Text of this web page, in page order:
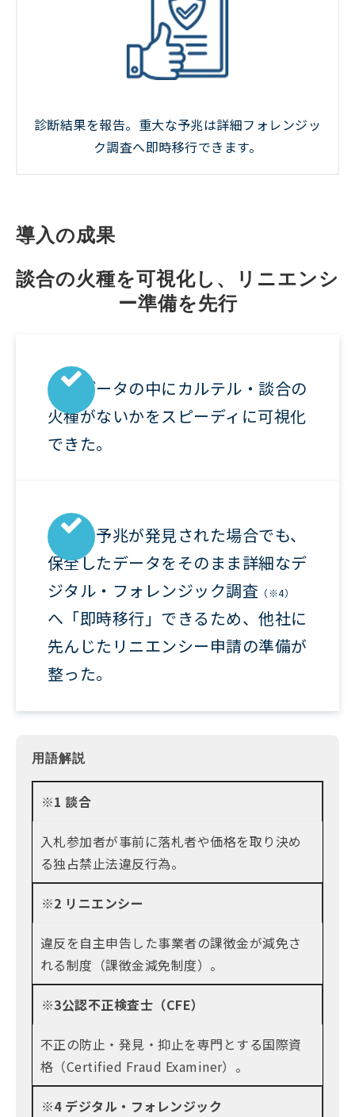
診断結果を報告。重大な予兆は詳細フォレンジッ
ク調査へ即時移行できます。
導入の成果
談合の火種を可視化し、リニエンシ
ー準備を先行
過去データの中にカルテル・談合の
火種がないかをスピーディに可視化
できた。
重大な予兆が発見された場合でも、
保全したデータをそのまま詳細なデ
ジタル・フォレンジック調査 （※4）
へ「即時移行」できるため、他社に
先んじたリニエンシー申請の準備が
整った。
用語解説
※1 談合
入札参加者が事前に落札者や価格を取り決め
る独占禁止法違反行為。
※2 リニエンシー
違反を自主申告した事業者の課徴金が減免さ
れる制度（課徴金減免制度）。
※3公認不正検査士（CFE）
不正の防止・発見・抑止を専門とする国際資
格（Certified Fraud Examiner）。
※4 デジタル・フォレンジック